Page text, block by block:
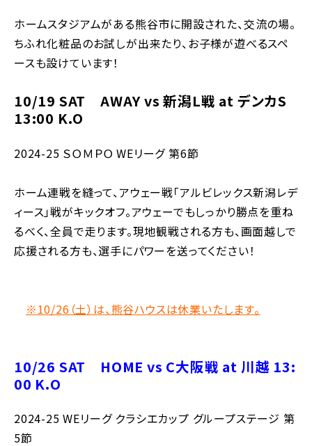
ホームスタジアムがある熊谷市に開設された、交流の場。
ちふれ化粧品のお試しが出来たり、お子様が遊べるスペ
ースも設けています！
10/19 SAT AWAY vs 新潟L戦 at デンカS
13:00 K.O
2024-25 ＳＯＭＰＯ WEリーグ 第6節
ホーム連戦を縫って、アウェー戦「アルビレックス新潟レデ
ィース」戦がキックオフ。アウェーでもしっかり勝点を重ね
るべく、全員で走ります。現地観戦される方も、画面越しで
応援される方も、選手にパワーを送ってください！
※10/26（土）は、熊谷ハウスは休業いたします。
10/26 SAT HOME vs C大阪戦 at 川越 13:
00 K.O
2024-25 WEリーグ クラシエカップ グループステージ 第
5節